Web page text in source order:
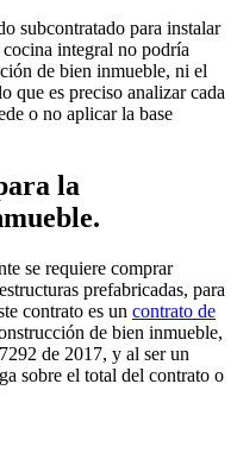
subcontratado para instalar
integral no podría
de bien inmueble, ni el
que es preciso analizar cada
o no aplicar la base
la
se requiere comprar
prefabricadas, para
contrato es un contrato de
de bien inmueble,
de 2017, y al ser un
sobre el total del contrato o